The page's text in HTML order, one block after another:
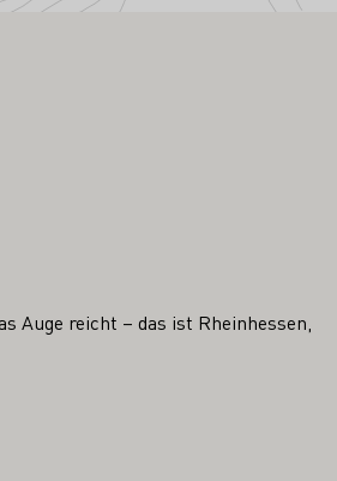
Auge reicht – das ist Rheinhessen,